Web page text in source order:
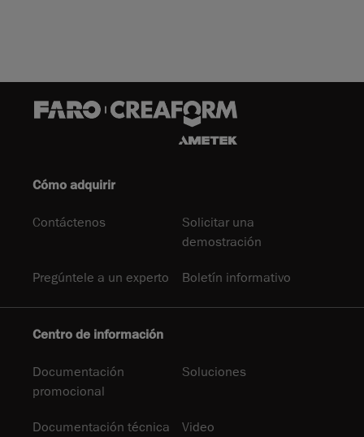
Cómo adquirir
Contáctenos
Solicitar una
demostración
Pregúntele a un experto Boletín informativo
Centro de información
Documentación
promocional
Soluciones
Documentación técnica Video